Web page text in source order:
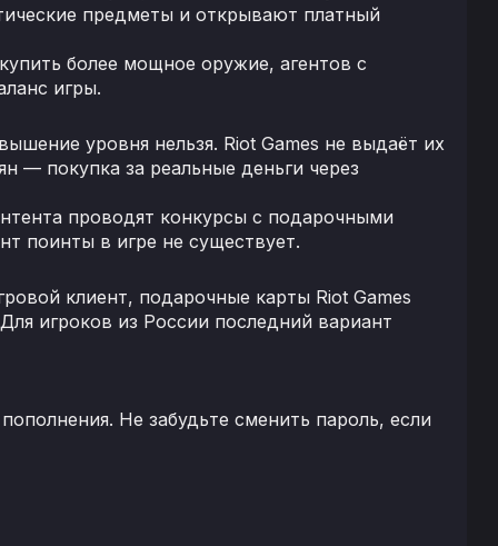
предметы и открывают платный
более мощное оружие, агентов с
игры.
уровня нельзя. Riot Games не выдаёт их
— покупка за реальные деньги через
проводят конкурсы с подарочными
поинты в игре не существует.
клиент, подарочные карты Riot Games
игроков из России последний вариант
Не забудьте сменить пароль, если